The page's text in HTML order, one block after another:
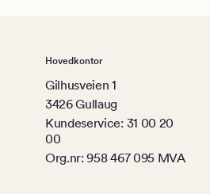
Hovedkontor
Gilhusveien 1
3426 Gullaug
Kundeservice: 31 00 20
00
Org.nr: 958 467 095 MVA